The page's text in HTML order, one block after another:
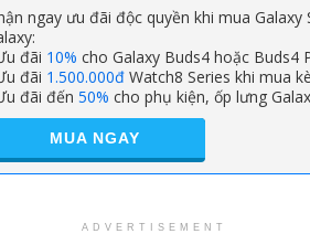
ngay ưu đãi độc quyền khi mua Galaxy
đãi 10% cho Galaxy Buds4 hoặc Buds4
đãi 1.500.000đ Watch8 Series khi mua
đãi đến 50% cho phụ kiện, ốp lưng
MUA NGAY
ADVERTISEMENT